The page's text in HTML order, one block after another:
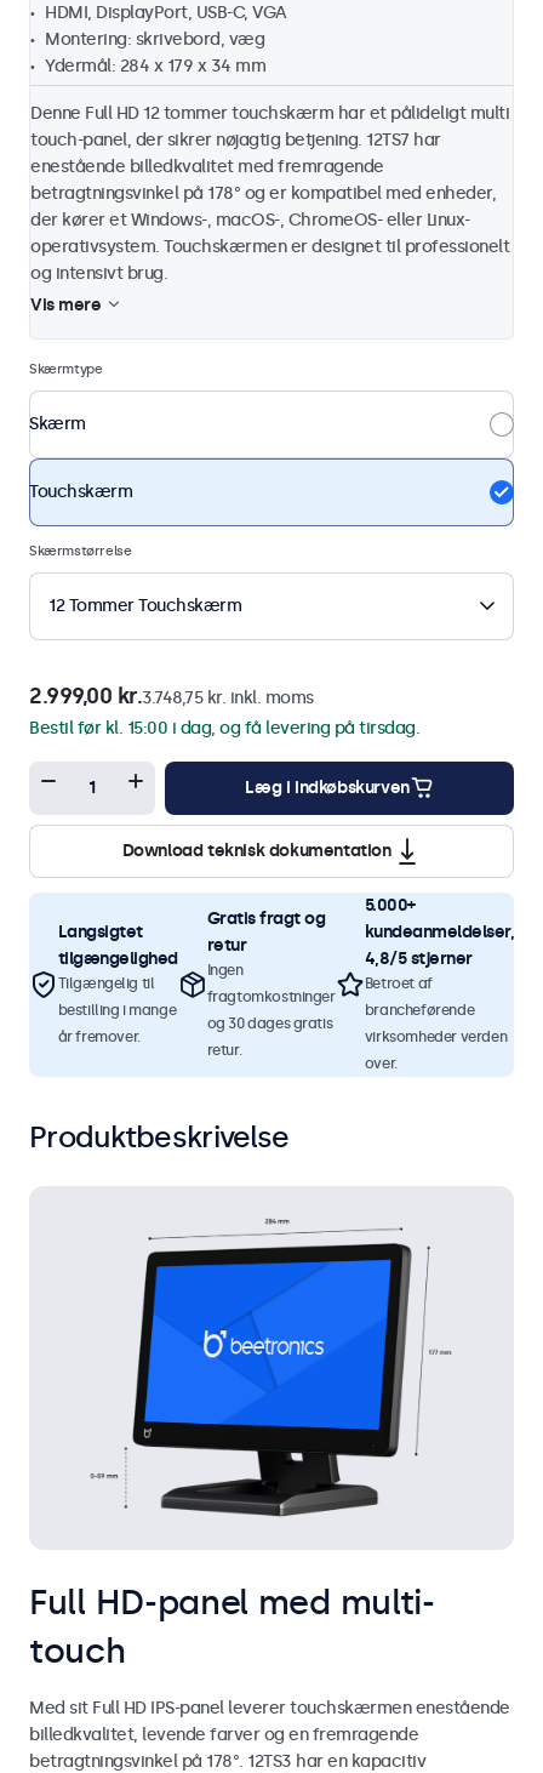
HDMI, DisplayPort, USB-C, VGA
Montering: skrivebord, væg
Ydermål: 284 x 179 x 34 mm
Denne Full HD 12 tommer touchskærm har et pålideligt multi
touch-panel, der sikrer nøjagtig betjening. 12TS7 har
enestående billedkvalitet med fremragende
betragtningsvinkel på 178° og er kompatibel med enheder,
der kører et Windows-, macOS-, ChromeOS- eller Linux-
operativsystem. Touchskærmen er designet til professionelt
og intensivt brug.
Vis mere
Skærmtype
Skærm
Touchskærm
Skærmstørrelse
12 Tommer Touchskærm
2.999,00 kr.3.748,75 kr. inkl. moms
Bestil før kl. 15:00 i dag, og få levering på tirsdag.
Læg i indkøbskurven
Download teknisk dokumentation
Langsigtet
tilgængelighed
Tilgængelig til
bestilling i mange
år fremover.
Gratis fragt og
retur
Ingen
fragtomkostninger
og 30 dages gratis
retur.
5.000+
kundeanmeldelser,
4,8/5 stjerner
Betroet af
brancheførende
virksomheder verden
over.
Produktbeskrivelse
Full HD-panel med multi-
touch
Med sit Full HD IPS-panel leverer touchskærmen enestående
billedkvalitet, levende farver og en fremragende
betragtningsvinkel på 178°. 12TS3 har en kapacitiv